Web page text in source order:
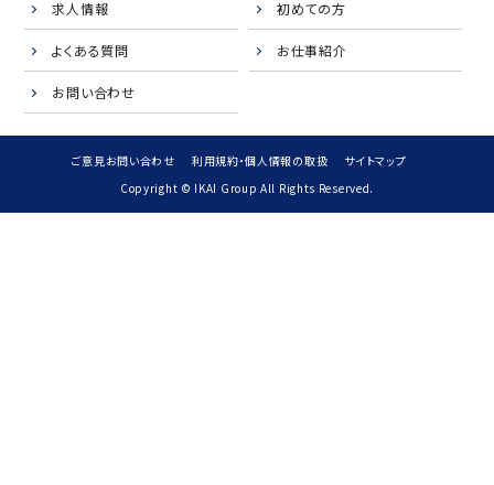
求人情報 初めての方
よくある質問 お仕事紹介
お問い合わせ
ご意見お問い合わせ 利用規約・個人情報の取扱
サイトマップ
Copyright © IKAI Group All Rights Reserved.